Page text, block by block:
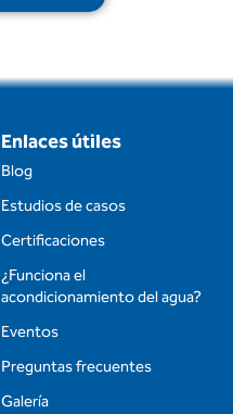
Enlaces útiles
Blog
Estudios de casos
Certificaciones
¿Funciona el
acondicionamiento del agua?
Eventos
Preguntas frecuentes
Galería